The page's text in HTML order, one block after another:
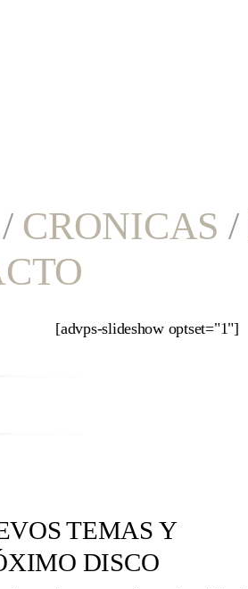
CRONICAS /
[advps-slideshow optset="1"]
TEMAS Y
DISCO